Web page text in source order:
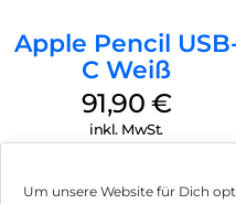
Um unsere Website für Dich
Apple Pencil
C Weiß
91,90 €
inkl. MwSt.